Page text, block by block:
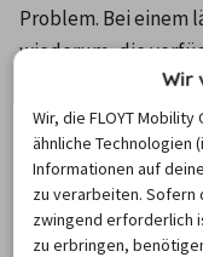
Problem. Bei einem
wiederum, die
rechtzeitig online
Diese
am
Wir
Wir, die FLOYT
ähnliche Technologien
Informationen auf
zu verarbeiten. Sofern
zwingend erforderlich
zu erbringen,